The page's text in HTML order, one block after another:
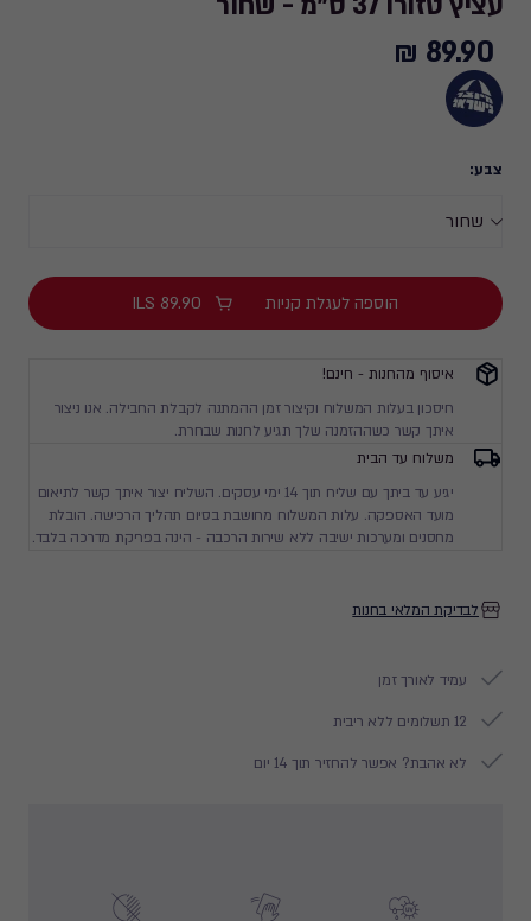
89.90
₪
89.90 ₪
צבע:
הוספה לעגלת קניות ILS 89.90
איסוף מהחנות - חינם!
חיסכון בעלות המשלוח וקיצור זמן ההמתנה לקבלת החבילה. אנו ניצור
איתך קשר כשההזמנה שלך תגיע לחנות שבחרת.
משלוח עד הבית
יגיע עד ביתך עם שליח תוך 14 ימי עסקים. השליח יצור איתך קשר לתיאום
מועד האספקה. עלות המשלוח מחושבת בסיום תהליך הרכישה. הובלת
מחסנים ומערכות ישיבה ללא שירות הרכבה - הינה בפריקת מדרכה בלבד.
לבדיקת המלאי בחנות
עמיד לאורך זמן
12 תשלומים ללא ריבית
לא אהבת? אפשר להחזיר תוך 14 יום